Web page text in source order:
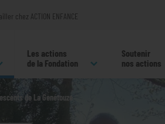
chez ACTION ENFANCE
Les actions
de la Fondation
Soutenir
nos actions
de La Genétouze